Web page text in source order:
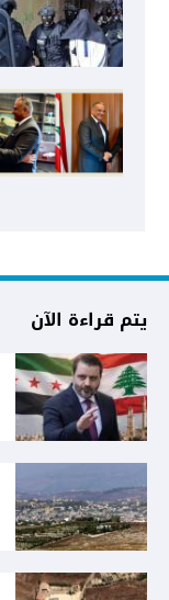
يتم قراءة الآن